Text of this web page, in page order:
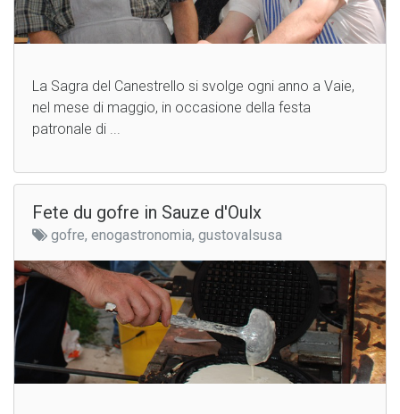
La Sagra del Canestrello si svolge ogni anno a Vaie,
nel mese di maggio, in occasione della festa
patronale di ...
Fete du gofre in Sauze d'Oulx
gofre, enogastronomia, gustovalsusa